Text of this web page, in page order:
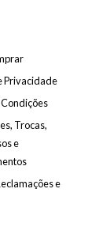
e
g
e
r
Privacidade
Trocas,
e
e